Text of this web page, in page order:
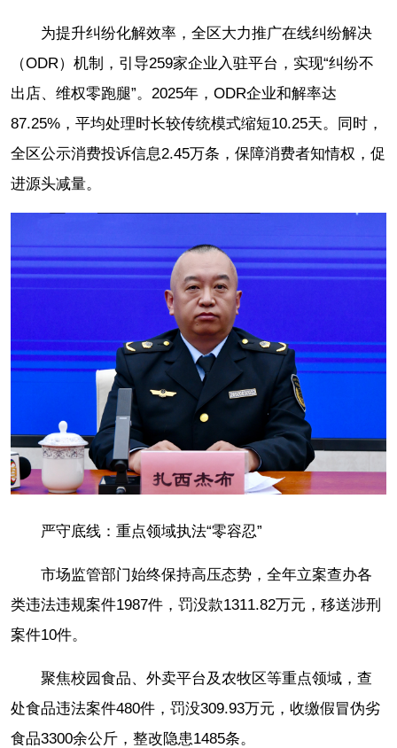
为提升纠纷化解效率，全区大力推广在线纠纷解决
（ODR）机制，引导259家企业入驻平台，实现“纠纷不
出店、维权零跑腿”。2025年，ODR企业和解率达
87.25%，平均处理时长较传统模式缩短10.25天。同时，
全区公示消费投诉信息2.45万条，保障消费者知情权，促
进源头减量。
严守底线：重点领域执法“零容忍”
市场监管部门始终保持高压态势，全年立案查办各
类违法违规案件1987件，罚没款1311.82万元，移送涉刑
案件10件。
聚焦校园食品、外卖平台及农牧区等重点领域，查
处食品违法案件480件，罚没309.93万元，收缴假冒伪劣
食品3300余公斤，整改隐患1485条。